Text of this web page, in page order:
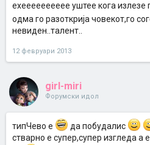
ехееееееееее уштее кога излезе
одма го разоткрија човекот,го
невиден..талент..
12 февруари 2013
girl-miri
Форумски идол
типЧево е
да побудалис
стварно е супер,супер изгледа а